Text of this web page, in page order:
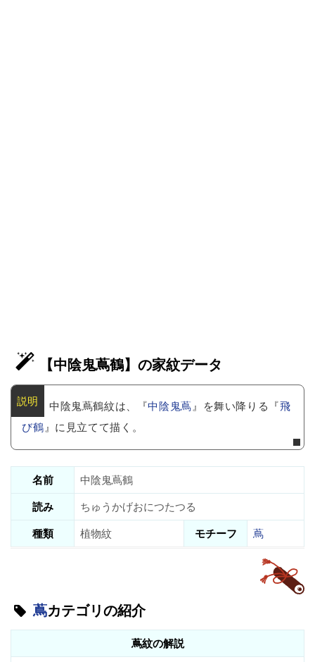
【中陰鬼蔦鶴】の家紋データ
中陰鬼蔦鶴紋は、『中陰鬼蔦』を舞い降りる『飛
び鶴』に見立てて描く。
名前
中陰鬼蔦鶴
読み
ちゅうかげおにつたつる
種類
植物紋 モチーフ 蔦
蔦カテゴリの紹介
蔦紋の解説